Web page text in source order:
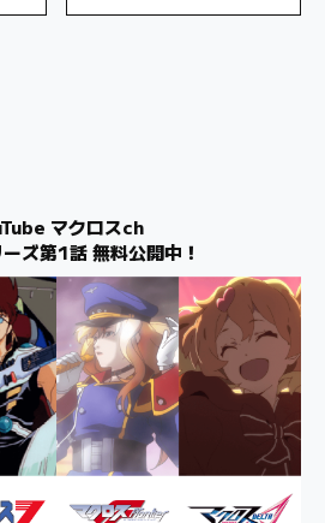
マクロスch
ズ第1話 無料公開中！